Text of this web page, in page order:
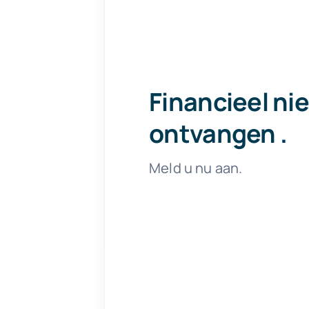
Financieel
ontvangen .
Meld u nu aan.